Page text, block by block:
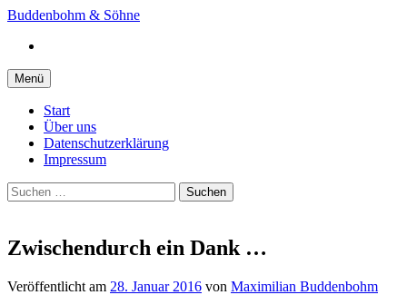
Springe
Inhalt
Buddenbohm & Söhne
Menü
Start
Über uns
Datenschutzerklärung
Impressum
Suchen
nach:
Zwischendurch ein Dank …
Veröffentlicht am 28. Januar 2016 von Maximilian Buddenbohm